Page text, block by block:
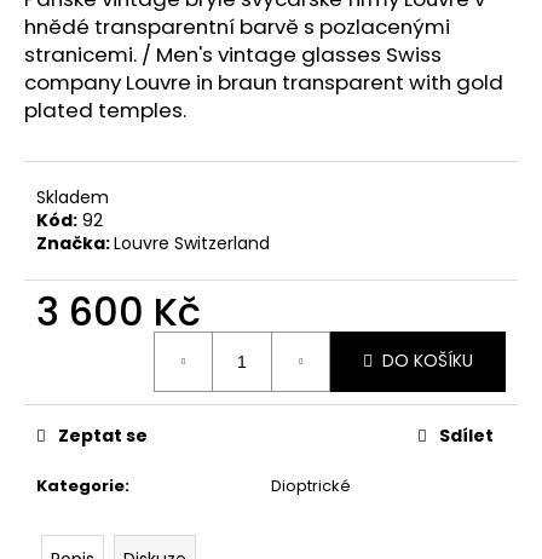
hnědé transparentní barvě s pozlacenými
stranicemi. / Men's vintage glasses Swiss
company Louvre in braun transparent with gold
plated temples.
Skladem
Kód: 92
Značka:Louvre Switzerland
3 600 Kč
DO KOŠÍKU
Kategorie: Dioptrické
Zeptat se Sdílet
u
j
e
m